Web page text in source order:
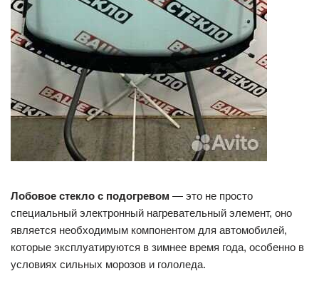
Лобовое стекло с подогревом — это не просто
специальный электронный нагревательный элемент, оно
является необходимым компонентом для автомобилей,
которые эксплуатируются в зимнее время года, особенно в
условиях сильных морозов и гололеда.